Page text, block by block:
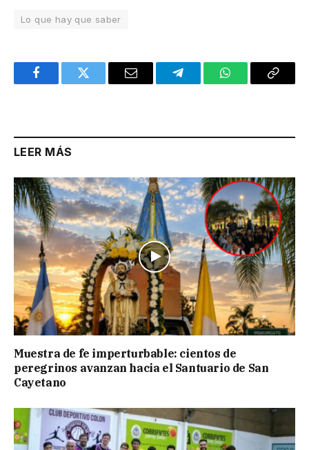
Lo que hay que saber
FacebookTwitter Email TelegramWhatsAppCopy
LEER MÁS
Muestra de fe imperturbable: cientos de
peregrinos avanzan hacia el Santuario de San
Cayetano